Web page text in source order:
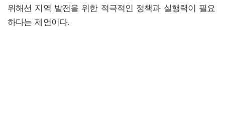
위해선 지역 발전을 위한 적극적인 정책과 실행력이 필요
하다는 제언이다.